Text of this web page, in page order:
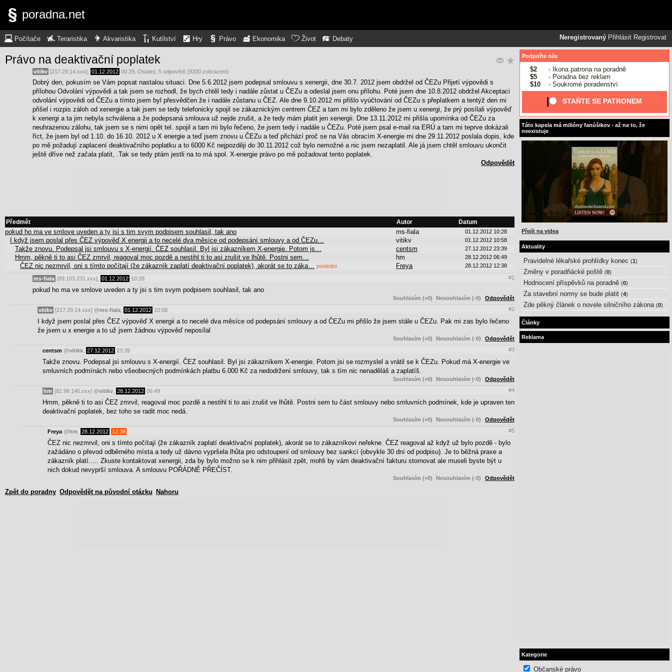
poradna.net
Neregistrovaný Přihlásit Registrovat
Počítače Teraristika Akvaristika Kutilství Hry Právo Ekonomika Život Debaty
Právo na deaktivační poplatek
vitikv [217.29.14.xxx], 01.12.2012 00:29 Ostatní , 5 odpovědí (9330 zobrazení)
Dobrý den, pokusím se Vám popsat nastalou situaci. Dne 5.6.2012 jsem podepsal smlouvu s xenergii, dne 30.7. 2012 jsem obdržel od ČEZu Přijetí výpovědi s
přílohou Odvolání výpovědi a tak jsem se rozhodl, že bych chtěl tedy i nadále zůstat u ČEZu a odeslal jsem onu přílohu. Poté jsem dne 10.8.2012 obdržel Akceptaci
odvolání výpovědi od ČEZu a tímto jsem byl přesvědčen že i nadále zůstanu u ČEZ. Ale dne 9.10.2012 mi přišlo vyúčtování od ČEZu s přeplatkem a tentýž den mi
přišel i rozpis záloh od xenergie a tak jsem se tedy telefonicky spojil se zákaznickým centrem ČEZ a tam mi bylo zděleno že jsem u xenergi, že prý posílali výpověď
k xenergi a ta jim nebyla schválena a že podepsaná smlouva už nejde zrušit, a že tedy mám platit jen xenergii. Dne 13.11.2012 mi přišla upomínka od ČEZu za
neuhrazenou zálohu, tak jsem se s nimi opět tel. spojil a tam mi bylo řečeno, že jsem tedy i nadále u ČEZu. Poté jsem psal e-mail na ERÚ a tam mi teprve dokázali
říct, že jsem byl od 1.10. do 16.10. 2012 u X energie a teď jsem znovu u ČEZu a teď přichází proč se na Vás obracím X-energie mi dne 29.11.2012 poslala dopis, kde
po mě požadují zaplacení deaktivačního poplatku a to 6000 Kč nejpozději do 30.11.2012 což bylo nemožné a nic jsem nezaplatil. Ale já jsem chtěl smlouvu ukončit
ještě dříve než začala platit, .Tak se tedy ptám jestli na to má spol. X-energie právo po mě požadovat tento poplatek.
Odpovědět
Předmět Autor Datum
pokud ho ma ve smlove uveden a ty jsi s tim svym podpisem souhlasil, tak ano ms-fiala 01.12.2012 10:28
I když jsem poslal přes ČEZ výpověď X energii a to necelé dva měsíce od podepsání smlouvy a od ČEZu… vitikv 01.12.2012 10:58
Takže znovu. Podepsal jsi smlouvu s X-energií. ČEZ souhlasil. Byl jsi zákazníkem X-energie. Potom js… centsm 27.12.2012 23:39
Hmm, pěkně ti to asi ČEZ zmrvil, reagoval moc pozdě a nestihl ti to asi zrušit ve lhůtě. Postni sem… hm 28.12.2012 06:49
ČEZ nic nezmrvil, oni s tímto počítají (že zákazník zaplatí deaktivační poplatek), akorát se to záka… poslední Freya 28.12.2012 12:38
ms-fiala [89.103.231.xxx], 01.12.2012 10:28 #1
pokud ho ma ve smlove uveden a ty jsi s tim svym podpisem souhlasil, tak ano
Souhlasím (+0) Nesouhlasím (-0) Odpovědět
vitikv [217.29.14.xxx] @ms-fiala 01.12.2012 10:58 #2
I když jsem poslal přes ČEZ výpověď X energii a to necelé dva měsíce od podepsání smlouvy a od ČEZu mi přišlo že jsem stále u ČEZu. Pak mi zas bylo řečeno
že jsem u x energie a to už jsem žádnou výpověď neposílal
Souhlasím (+0) Nesouhlasím (-0) Odpovědět
centsm @vitikv 27.12.2012 23:39 #3
Takže znovu. Podepsal jsi smlouvu s X-energií. ČEZ souhlasil. Byl jsi zákazníkem X-energie. Potom jsi se rozmyslel a vrátil se k ČEZu. Pokud má X-energie ve
smluvních podmínách nebo všeobecných podmínkách platbu 6.000 Kč za nedodržení smlouvy, tak s tím nic nenaděláš a zaplatíš.
Souhlasím (+0) Nesouhlasím (-0) Odpovědět
hm [82.99.140.xxx] @vitikv 28.12.2012 06:49 #4
Hmm, pěkně ti to asi ČEZ zmrvil, reagoval moc pozdě a nestihl ti to asi zrušit ve lhůtě. Postni sem tu část smlouvy nebo smluvních podmínek, kde je upraven ten
deaktivační poplatek, bez toho se radit moc nedá.
Souhlasím (+0) Nesouhlasím (-0) Odpovědět
Freya @hm 28.12.2012 12:38 #5
ČEZ nic nezmrvil, oni s tímto počítají (že zákazník zaplatí deaktivační poplatek), akorát se to zákazníkovi neřekne. ČEZ reagoval až když už bylo pozdě - bylo
zažádáno o převod odběrného místa a tedy už dávno vypršela lhůta pro odstoupení od smlouvy bez sankcí (obvykle 30 dní od podpisu). Je to běžná praxe a
zákazník platí..... Zkuste kontaktovat xenergii, zda by bylo možno se k nim přihlásit zpět, mohli by vám deaktivační fakturu stornovat ale museli byste být u
nich dokud nevyprší smlouva. A smlouvu POŘÁDNĚ PŘEČÍST.
Souhlasím (+0) Nesouhlasím (-0) Odpovědět
Zpět do poradny Odpovědět na původní otázku Nahoru
Podpořte nás
$2
- Ikona patrona na poradně
$5
- Poradna bez reklam
$10
- Soukromé poradenství
STAŇTE SE PATRONEM
Táto kapela má milióny fanúšikov - až na to, že
neexistuje
Přejít na videa
Aktuality
Pravidelné lékařské prohlídky konec (1 )
Změny v poradňácké poště (0)
Hodnocení příspěvků na poradně (0)
Za stavební normy se bude platit (4)
Zde pěkný článek o novele silničního zákona (0)
Články
Reklama
Kategorie
Občanské právo